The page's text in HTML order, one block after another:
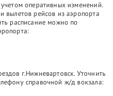
оперативных изменений.
вылетов рейсов из аэропорта
расписание можно по
г.Нижневартовск. Уточнить
справочной ж/д вокзала: